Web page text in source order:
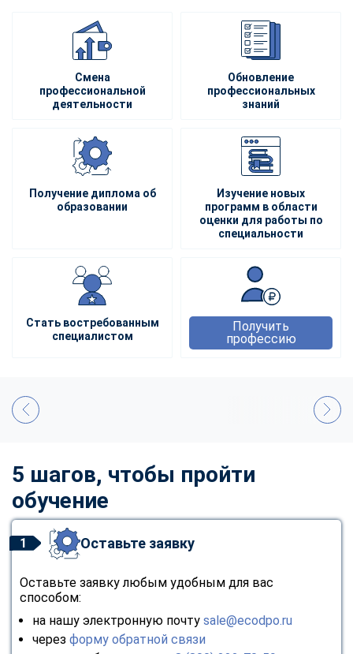
Смена
профессиональной
деятельности
Обновление
профессиональных
знаний
Получение диплома об
образовании
Изучение новых
программ в области
оценки для работы по
специальности
Стать востребованным
специалистом
Получить
профессию
5 шагов, чтобы пройти
обучение
1 Оставьте заявку
Оставьте заявку любым удобным для вас
способом:
на нашу электронную почту sale@ecodpo.ru
через форму обратной связи